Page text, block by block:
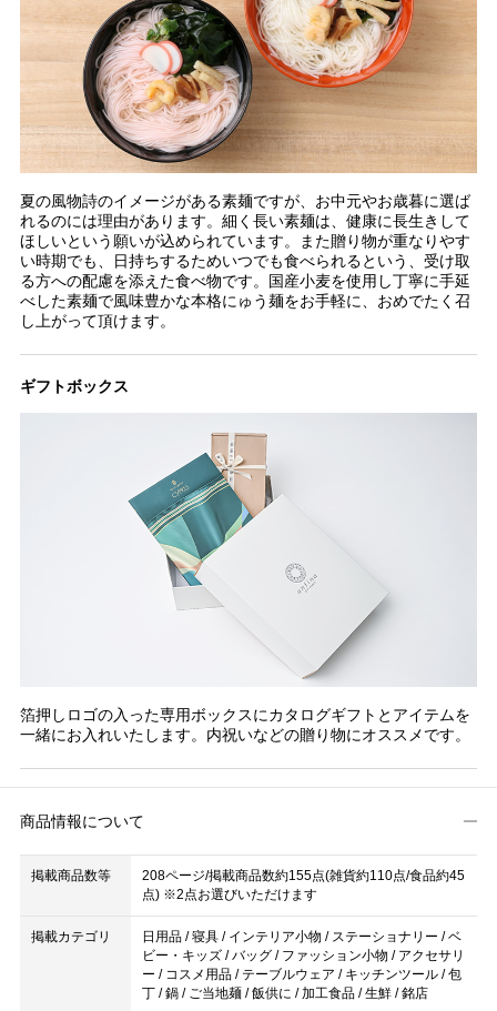
夏の風物詩のイメージがある素麺ですが、お中元やお歳暮に選ば
れるのには理由があります。細く長い素麺は、健康に長生きして
ほしいという願いが込められています。また贈り物が重なりやす
い時期でも、日持ちするためいつでも食べられるという、受け取
る方への配慮を添えた食べ物です。国産小麦を使用し丁寧に手延
べした素麺で風味豊かな本格にゅう麺をお手軽に、おめでたく召
し上がって頂けます。
ギフトボックス
箔押しロゴの入った専用ボックスにカタログギフトとアイテムを
一緒にお入れいたします。内祝いなどの贈り物にオススメです。
商品情報について
掲載商品数等
208ページ/掲載商品数約155点(雑貨約110点/食品約45
点) ※2点お選びいただけます
掲載カテゴリ
日用品 / 寝具 / インテリア小物 / ステーショナリー / ベ
ビー・キッズ / バッグ / ファッション小物 / アクセサリ
ー / コスメ用品 / テーブルウェア / キッチンツール / 包
丁 / 鍋 / ご当地麺 / 飯供に / 加工食品 / 生鮮 / 銘店